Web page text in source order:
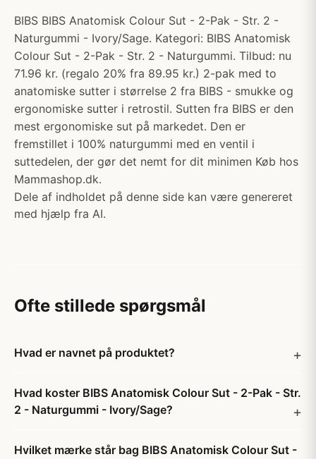
BIBS BIBS Anatomisk Colour Sut - 2-Pak - Str. 2 -
Naturgummi - Ivory/Sage. Kategori: BIBS Anatomisk
Colour Sut - 2-Pak - Str. 2 - Naturgummi. Tilbud: nu
71.96 kr. (regalo 20% fra 89.95 kr.) 2-pak med to
anatomiske sutter i størrelse 2 fra BIBS - smukke og
ergonomiske sutter i retrostil. Sutten fra BIBS er den
mest ergonomiske sut på markedet. Den er
fremstillet i 100% naturgummi med en ventil i
suttedelen, der gør det nemt for dit minimen Køb hos
Mammashop.dk.
Dele af indholdet på denne side kan være genereret
med hjælp fra AI.
Ofte stillede spørgsmål
Hvad er navnet på produktet?
Hvad koster BIBS Anatomisk Colour Sut - 2-Pak - Str.
2 - Naturgummi - Ivory/Sage?
Hvilket mærke står bag BIBS Anatomisk Colour Sut -